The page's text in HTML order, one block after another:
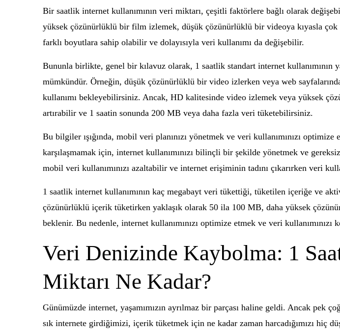
Bir saatlik internet kullanımının veri miktarı, çeşitli faktörlere bağlı olarak
yüksek çözünürlüklü bir film izlemek, düşük çözünürlüklü bir videoya kıyasla
farklı boyutlara sahip olabilir ve dolayısıyla veri kullanımı da değişebilir.
Bununla birlikte, genel bir kılavuz olarak, 1 saatlik standart internet
mümkündür. Örneğin, düşük çözünürlüklü bir video izlerken veya web
kullanımı bekleyebilirsiniz. Ancak, HD kalitesinde video izlemek veya yüksek
artırabilir ve 1 saatin sonunda 200 MB veya daha fazla veri tüketebilirsiniz.
Bu bilgiler ışığında, mobil veri planınızı yönetmek ve veri kullanımınızı
karşılaşmamak için, internet kullanımınızı bilinçli bir şekilde yönetmek ve
mobil veri kullanımınızı azaltabilir ve internet erişiminin tadını çıkarırken veri
1 saatlik internet kullanımının kaç megabayt veri tükettiği, tüketilen içeriğe ve
çözünürlüklü içerik tüketirken yaklaşık olarak 50 ila 100 MB, daha yüksek
beklenir. Bu nedenle, internet kullanımınızı optimize etmek ve veri
Veri Denizinde Kaybolma: 1
Miktarı Ne Kadar?
Günümüzde internet, yaşamımızın ayrılmaz bir parçası haline geldi. Ancak pek
sık internete girdiğimizi, içerik tüketmek için ne kadar zaman harcadığımızı hiç